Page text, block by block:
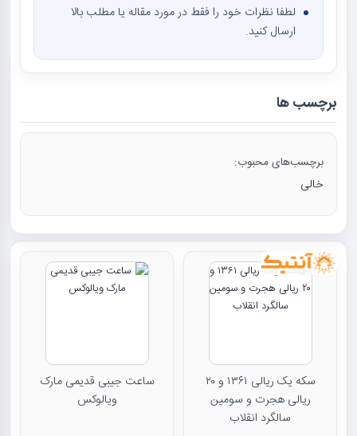
لطفا نظرات خود را فقط در مورد مقاله یا مطلب بالا
ارسال کنید.
برچسب ها
برچسب‌های محبوب:
خالی
سکه یک ریالی ۱۳۶۱ و ۲۰
ریالی هجرت و سومین
سالگرد انقلاب
ساعت جیبی قدیمی مارک
ویالوکس